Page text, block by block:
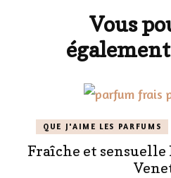
Vous
QUE J'AIME LES PARFUMS
Fraîche et